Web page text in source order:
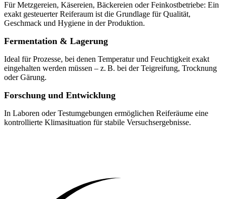
Für Metzgereien, Käsereien, Bäckereien oder Feinkostbetriebe: Ein
exakt gesteuerter Reiferaum ist die Grundlage für Qualität,
Geschmack und Hygiene in der Produktion.
Fermentation & Lagerung
Ideal für Prozesse, bei denen Temperatur und Feuchtigkeit exakt
eingehalten werden müssen – z. B. bei der Teigreifung, Trocknung
oder Gärung.
Forschung und Entwicklung
In Laboren oder Testumgebungen ermöglichen Reiferäume eine
kontrollierte Klimasituation für stabile Versuchsergebnisse.